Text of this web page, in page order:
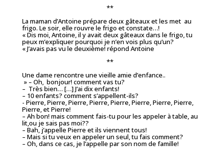
**
La maman d’Antoine prépare deux gâteaux et les met au
frigo. Le soir, elle rouvre le frigo et constate…!
« Dis moi, Antoine, il y avait deux gâteaux dans le frigo, tu
peux m’expliquer pourquoi je n’en vois plus qu’un?
« J’avais pas vu le deuxième! répond Antoine
**
Une dame rencontre une vieille amie d’enfance..
» – Oh, bonjour! comment vas tu?
– Très bien… […] J’ai dix enfants!
– 10 enfants? comment s’appellent-ils?
- Pierre, Pierre, Pierre, Pierre, Pierre, Pierre, Pierre, Pierre,
Pierre, et Pierre!
– Ah bon! mais comment fais-tu pour les appeler à table, au
lit,ou je sais pas moi??
– Bah, j’appelle Pierre et ils viennent tous!
– Mais si tu veux en appeler un seul, tu fais comment?
– Oh, dans ce cas, je l’appelle par son nom de famille!